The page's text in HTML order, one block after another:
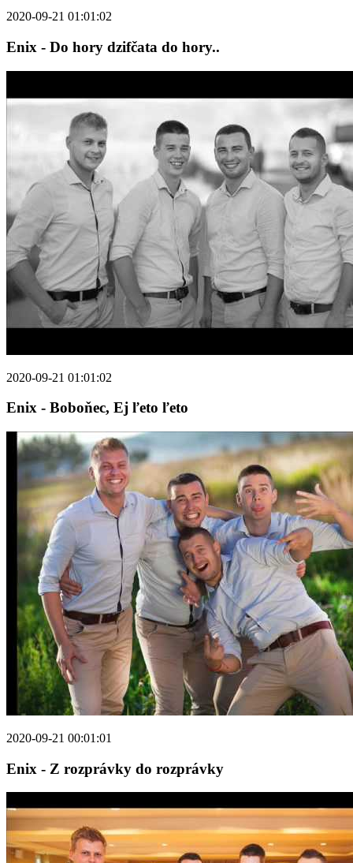
2020-09-21 01:01:02
Enix - Do hory dzifčata do hory..
2020-09-21 01:01:02
Enix - Boboňec, Ej ľeto ľeto
2020-09-21 00:01:01
Enix - Z rozprávky do rozprávky